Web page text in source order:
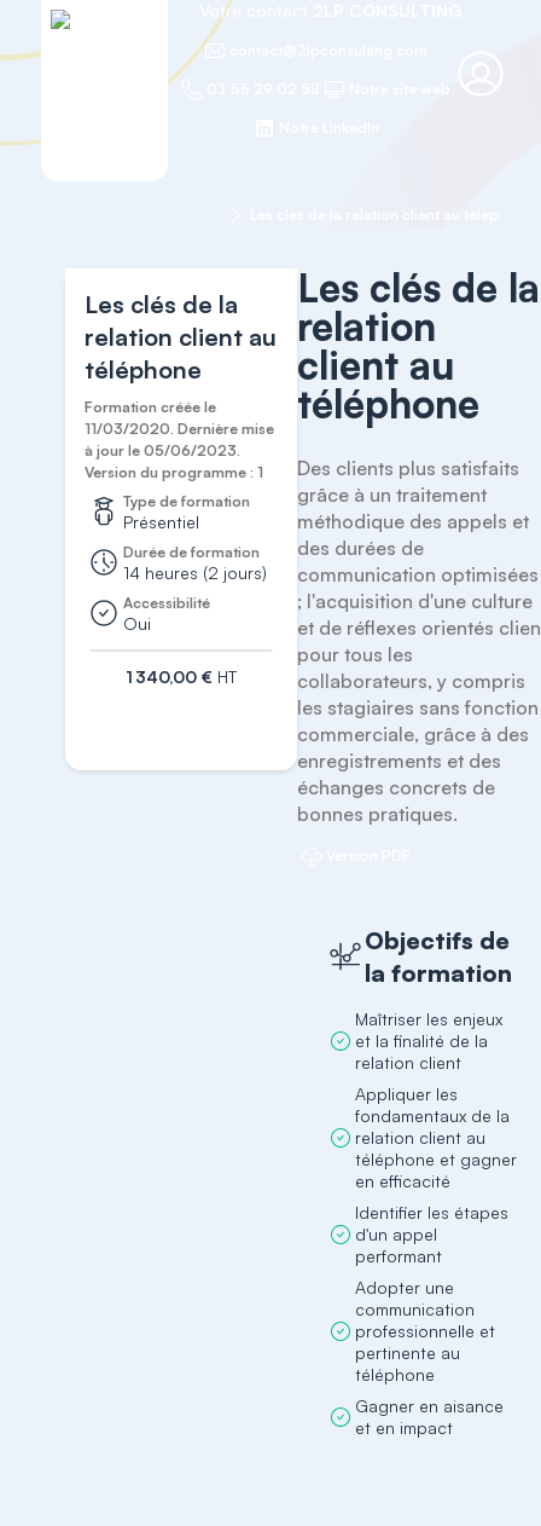
Votre contact
Les clés de la
relation client au
téléphone
Formation créée le
11/03/2020. Dernière mise
à jour le 05/06/2023.
Version du programme : 1
Type de formation
Présentiel
Durée de formation
14 heures (2 jours)
Accessibilité
Oui
1 340,00 € HT
Les clés de la
relation
client au
téléphone
Des clients plus satisfaits
grâce à un traitement
méthodique des appels et
des durées de
communication optimisées
; l'acquisition d'une culture
et de réflexes orientés
pour tous les
collaborateurs, y compris
les stagiaires sans fonction
commerciale, grâce à des
enregistrements et des
échanges concrets de
bonnes pratiques.
Objectifs de
la formation
Maîtriser les enjeux
et la finalité de la
relation client
Appliquer les
fondamentaux de la
relation client au
téléphone et gagner
en efficacité
Identifier les étapes
d'un appel
performant
Adopter une
communication
professionnelle et
pertinente au
téléphone
Gagner en aisance
et en impact